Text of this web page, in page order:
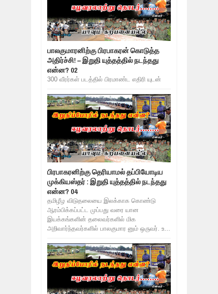
பாலகுமாரனிற்கு பிரபாகரன் கொடுத்த
அதிர்ச்சி! – இறுதி யுத்தத்தில் நடந்தது
என்ன? 02
300 வீரர்கள் படத்தில் பிரமாண்ட எதிரி யுடன்
பிரபாகரனிற்கு தெரியாமல் தப்பியோடிய
முக்கியஸ்தர் : இறுதி யுத்தத்தில் நடந்தது
என்ன? 04
தமிழீழ விடுதலையை இலக்காக கொண்டு
ஆரம்பிக்கப்பட்ட முப்பது வரை யான
இயக்கங்களின் தலைவர்களில் மிக
அறிவார்ந்தவர்களில் பாலகுமார னும் ஒருவர். உ...